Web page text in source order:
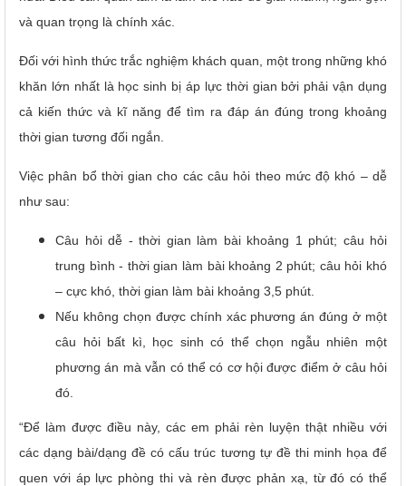
và quan trọng là chính xác.
Đối với hình thức trắc nghiệm khách quan, một trong những khó
khăn lớn nhất là học sinh bị áp lực thời gian bởi phải vận dụng
cả kiến thức và kĩ năng để tìm ra đáp án đúng trong khoảng
thời gian tương đối ngắn.
Việc phân bổ thời gian cho các câu hỏi theo mức độ khó – dễ
như sau:
Câu hỏi dễ - thời gian làm bài khoảng 1 phút; câu hỏi
trung bình - thời gian làm bài khoảng 2 phút; câu hỏi khó
– cực khó, thời gian làm bài khoảng 3,5 phút.
Nếu không chọn được chính xác phương án đúng ở một
câu hỏi bất kì, học sinh có thể chọn ngẫu nhiên một
phương án mà vẫn có thể có cơ hội được điểm ở câu hỏi
đó.
“Để làm được điều này, các em phải rèn luyện thật nhiều với
các dạng bài/dạng đề có cấu trúc tương tự đề thi minh họa để
quen với áp lực phòng thi và rèn được phản xạ, từ đó có thể